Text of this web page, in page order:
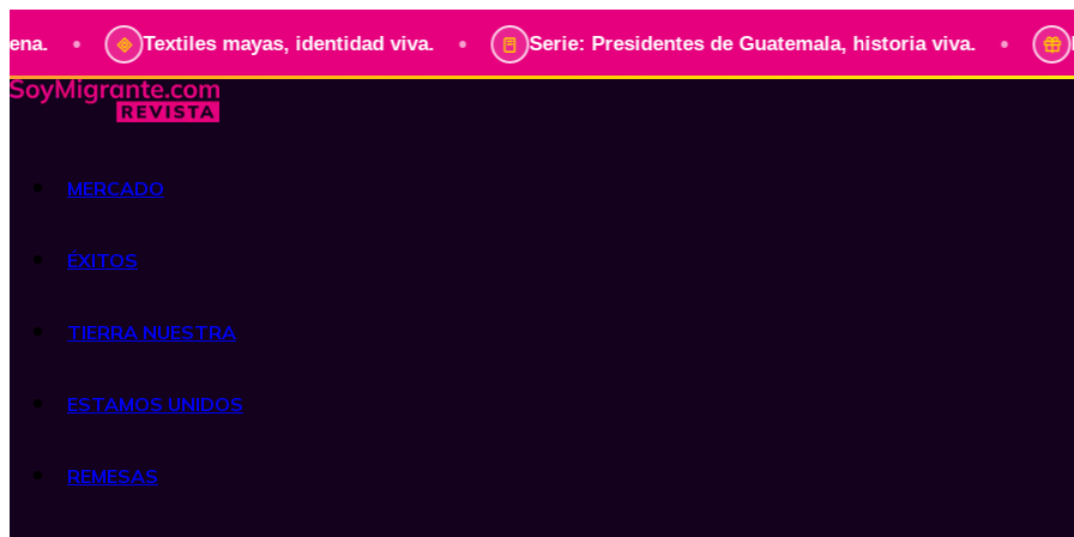
Textiles mayas, identidad viva. • Serie: Presidentes de Guatemala, historia viva. • Identidad
MERCADO
ÉXITOS
TIERRA NUESTRA
ESTAMOS UNIDOS
REMESAS